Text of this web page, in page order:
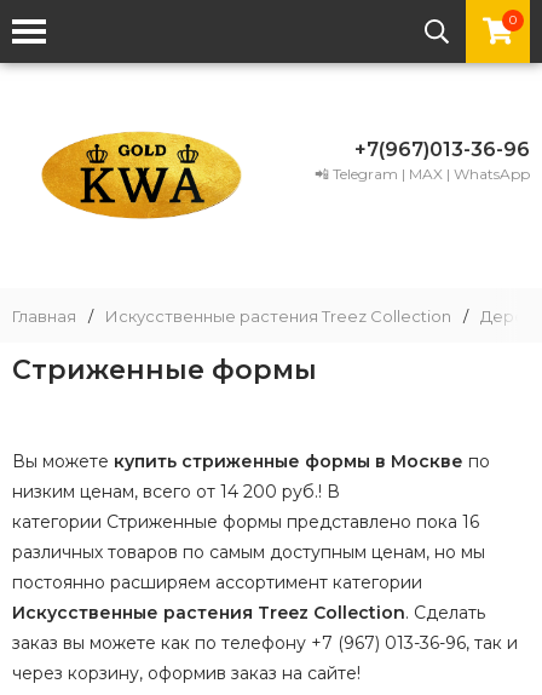
0
+7(967)013-36-96
📲 Telegram | MAX | WhatsApp
Главная / Искусственные растения Treez Collection /
Стриженные формы
Вы можете купить стриженные формы в Москве по
низким ценам, всего от 14 200 руб.! В
категории Стриженные формы представлено пока 16
различных товаров по самым доступным ценам, но мы
постоянно расширяем ассортимент категории
Искусственные растения Treez Collection. Сделать
заказ вы можете как по телефону +7 (967) 013-36-96, так и
через корзину, оформив заказ на сайте!